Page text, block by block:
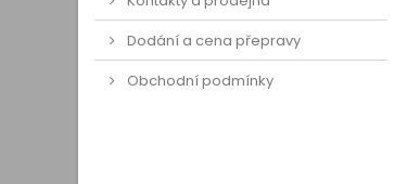
Dodání a cena přepravy
Obchodní podmínky